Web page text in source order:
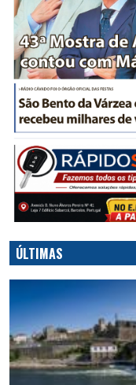
ÚLTIMAS